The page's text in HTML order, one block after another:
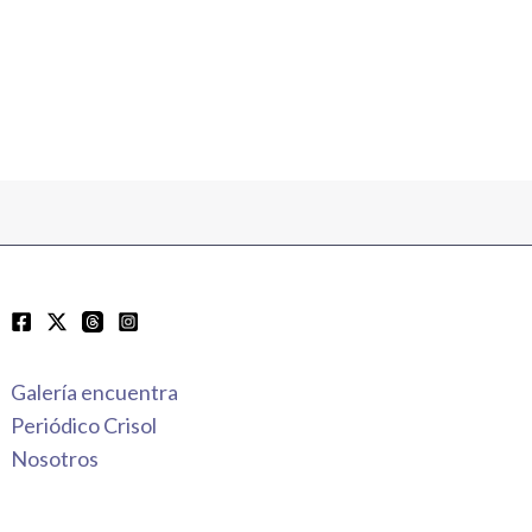
Galería encuentra
Periódico Crisol
Nosotros